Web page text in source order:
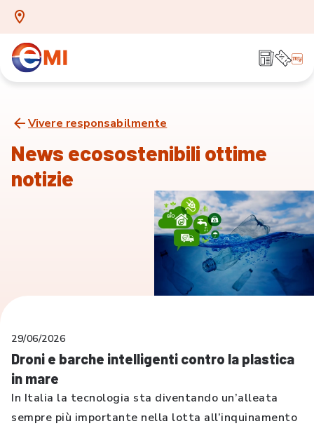
Vivere responsabilmente
News ecosostenibili ottime
notizie
29/06/2026
Droni e barche intelligenti contro la plastica
in mare
In Italia la tecnologia sta diventando un’alleata
sempre più importante nella lotta all’inquinamento